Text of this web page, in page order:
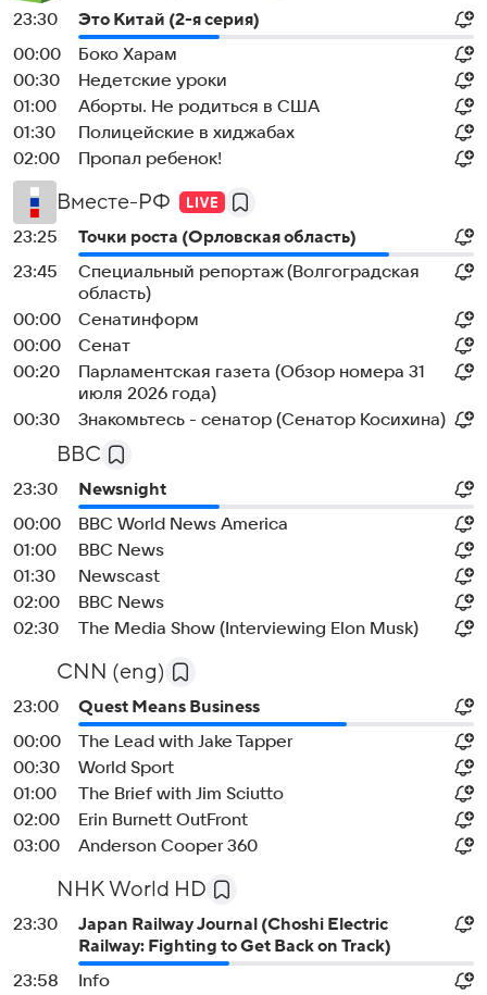
23:30
Это Китай (2-я серия)
00:00
Боко Харам
00:30
Недетские уроки
01:00
Аборты. Не родиться в США
01:30
Полицейские в хиджабах
02:00
Пропал ребенок!
Вместе-РФ
23:25
Точки роста (Орловская область)
23:45
Специальный репортаж (Волгоградская
область)
00:00
Сенатинформ
00:00
Сенат
00:20
Парламентская газета (Обзор номера 31
июля 2026 года)
00:30
Знакомьтесь - сенатор (Сенатор Косихина)
BBC
23:30
Newsnight
00:00
BBC World News America
01:00
BBC News
01:30
Newscast
02:00
BBC News
02:30
The Media Show (Interviewing Elon Musk)
CNN (eng)
23:00
Quest Means Business
00:00
The Lead with Jake Tapper
00:30
World Sport
01:00
The Brief with Jim Sciutto
02:00
Erin Burnett OutFront
03:00
Anderson Cooper 360
NHK World HD
23:30
Japan Railway Journal (Choshi Electric
Railway: Fighting to Get Back on Track)
23:58
Info